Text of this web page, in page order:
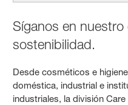
Síganos en nuestro
sostenibilidad.
Desde cosméticos e
doméstica, industrial e
industriales, la división